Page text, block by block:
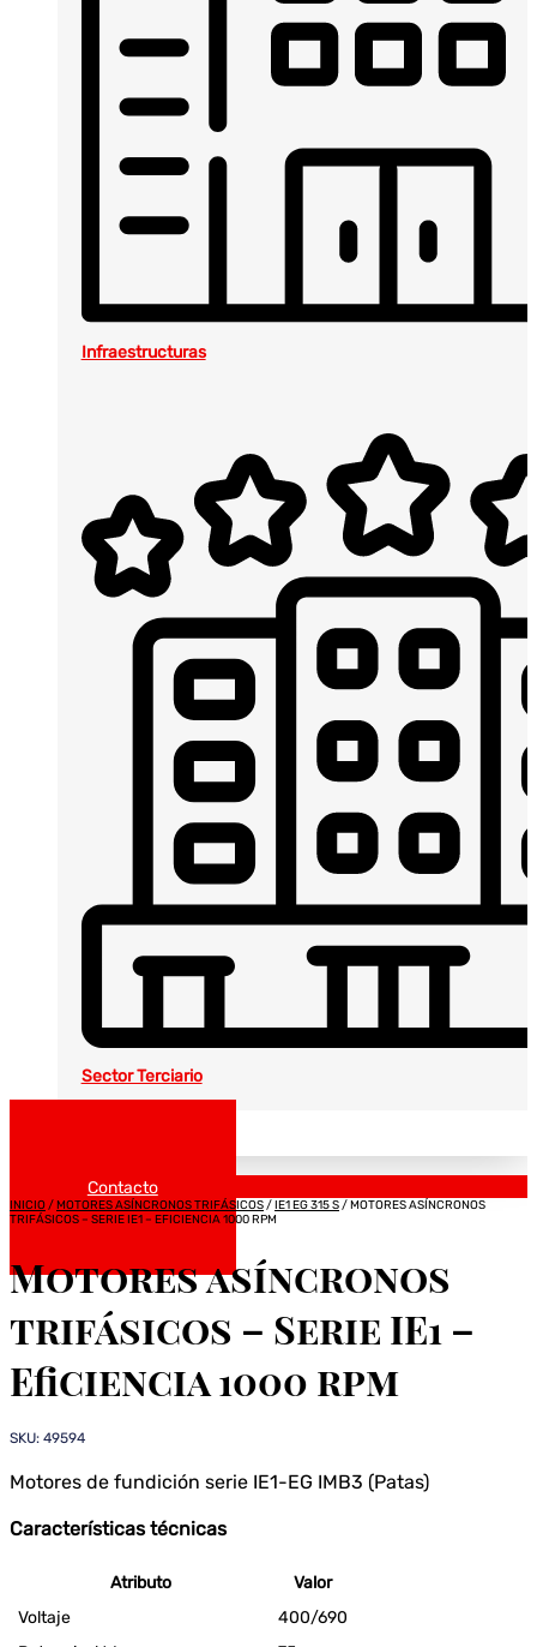
Infraestructuras
Sector Terciario
Contacto
INICIO/MOTORES ASÍNCRONOS TRIFÁSICOS/IE1 EG 315 S/ MOTORES ASÍNCRONOS
TRIFÁSICOS – SERIE IE1 – EFICIENCIA 1000 RPM
Motores asíncronos
trifásicos – Serie IE1 –
Eficiencia 1000 rpm
SKU: 49594
Motores de fundición serie IE1-EG IMB3 (Patas)
Características técnicas
Atributo
Valor
Voltaje
400/690